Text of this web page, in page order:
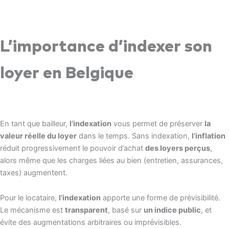
L’importance d’indexer son
loyer en Belgique
En tant que bailleur, l’indexation vous permet de préserver la
valeur réelle du loyer dans le temps. Sans indexation, l’inflation
réduit progressivement le pouvoir d’achat des loyers perçus,
alors même que les charges liées au bien (entretien, assurances,
taxes) augmentent.
Pour le locataire, l’indexation apporte une forme de prévisibilité.
Le mécanisme est transparent, basé sur un indice public, et
évite des augmentations arbitraires ou imprévisibles.